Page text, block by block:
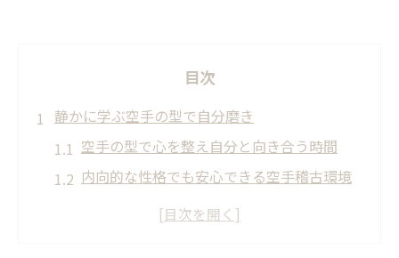
目次
静かに学ぶ空手の型で自分磨き
空手の型で心を整え自分と向き合う時間
内向的な性格でも安心できる空手稽古環境
空手型練習で得られる集中力と達成感とは